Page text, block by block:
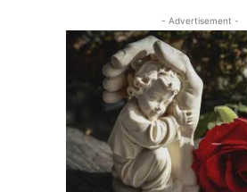
- Advertisement -